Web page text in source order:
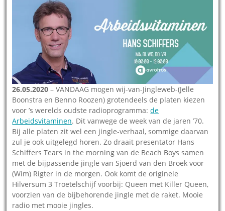
26.05.2020 – VANDAAG mogen wij-van-Jingleweb-(Jelle
Boonstra en Benno Roozen) grotendeels de platen kiezen
voor ’s werelds oudste radioprogramma:de
Arbeidsvitaminen. Dit vanwege de week van de jaren ’70.
Bij alle platen zit wel een jingle-verhaal, sommige daarvan
zul je ook uitgelegd horen. Zo draait presentator Hans
Schiffers Tears in the morning van de Beach Boys samen
met de bijpassende jingle van Sjoerd van den Broek voor
(Wim) Rigter in de morgen. Ook komt de originele
Hilversum 3 Troetelschijf voorbij: Queen met Killer Queen,
voorzien van de bijbehorende jingle met de raket. Mooie
radio met mooie jingles.